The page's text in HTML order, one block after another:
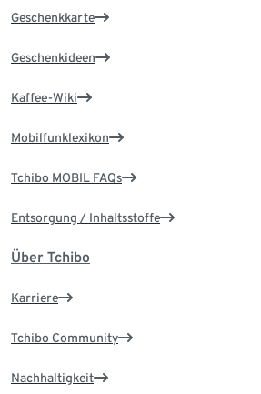
Geschenkkarte
Geschenkideen
Kaffee-Wiki
Mobilfunklexikon
Tchibo MOBIL FAQs
Entsorgung / Inhaltsstoffe
Über Tchibo
Karriere
Tchibo Community
Nachhaltigkeit